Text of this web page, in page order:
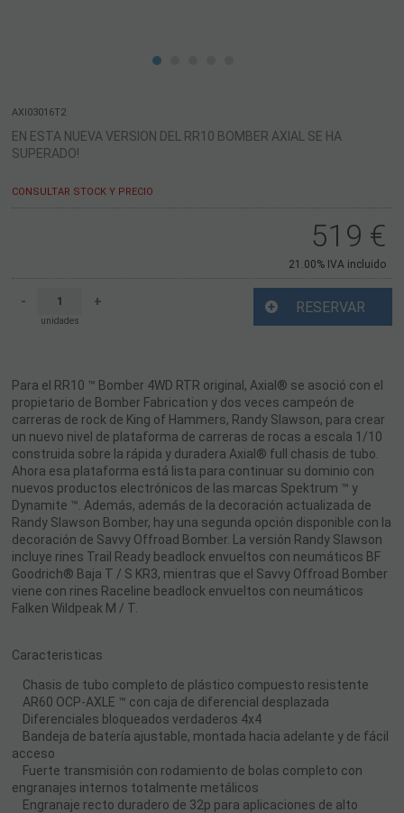
AXI03016T2
EN ESTA NUEVA VERSION DEL RR10 BOMBER AXIAL SE HA
SUPERADO!
CONSULTAR STOCK Y PRECIO
519 €
21.00% IVA incluido
-
unidades
+ RESERVAR
Para el RR10 ™ Bomber 4WD RTR original, Axial® se asoció con el
propietario de Bomber Fabrication y dos veces campeón de
carreras de rock de King of Hammers, Randy Slawson, para crear
un nuevo nivel de plataforma de carreras de rocas a escala 1/10
construida sobre la rápida y duradera Axial® full chasis de tubo.
Ahora esa plataforma está lista para continuar su dominio con
nuevos productos electrónicos de las marcas Spektrum ™ y
Dynamite ™. Además, además de la decoración actualizada de
Randy Slawson Bomber, hay una segunda opción disponible con la
decoración de Savvy Offroad Bomber. La versión Randy Slawson
incluye rines Trail Ready beadlock envueltos con neumáticos BF
Goodrich® Baja T / S KR3, mientras que el Savvy Offroad Bomber
viene con rines Raceline beadlock envueltos con neumáticos
Falken Wildpeak M / T.
Caracteristicas
Chasis de tubo completo de plástico compuesto resistente
AR60 OCP-AXLE ™ con caja de diferencial desplazada
Diferenciales bloqueados verdaderos 4x4
Bandeja de batería ajustable, montada hacia adelante y de fácil
acceso
Fuerte transmisión con rodamiento de bolas completo con
engranajes internos totalmente metálicos
Engranaje recto duradero de 32p para aplicaciones de alto